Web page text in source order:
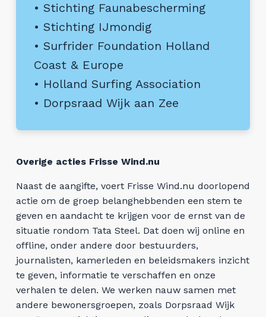
• Stichting Faunabescherming
• Stichting IJmondig
• Surfrider Foundation Holland
Coast & Europe
• Holland Surfing Association
• Dorpsraad Wijk aan Zee
Overige acties Frisse Wind.nu
Naast de aangifte, voert Frisse Wind.nu doorlopend
actie om de groep belanghebbenden een stem te
geven en aandacht te krijgen voor de ernst van de
situatie rondom Tata Steel. Dat doen wij online en
offline, onder andere door bestuurders,
journalisten, kamerleden en beleidsmakers inzicht
te geven, informatie te verschaffen en onze
verhalen te delen. We werken nauw samen met
andere bewonersgroepen, zoals Dorpsraad Wijk